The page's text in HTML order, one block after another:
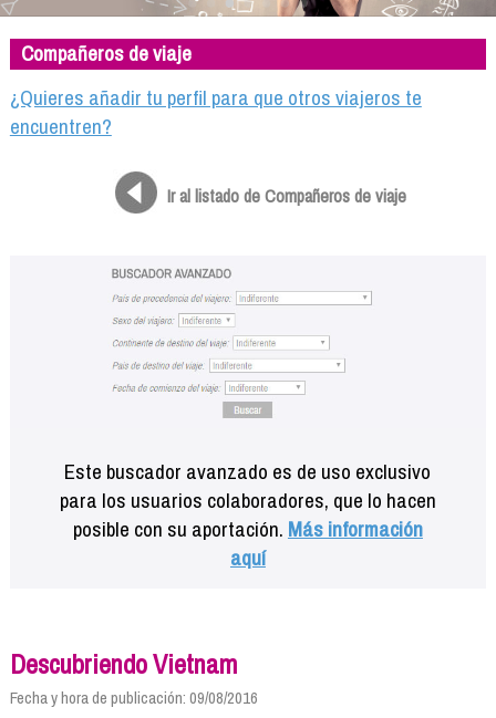
Camino solidario
Libros
Compañeros de viaje
Compañeros de viaje
¿Quieres añadir tu perfil para que otros viajeros te
encuentren?
Ir al listado de Compañeros de viaje
Este buscador avanzado es de uso exclusivo
para los usuarios colaboradores, que lo hacen
posible con su aportación. Más información
aquí
Descubriendo Vietnam
Fecha y hora de publicación: 09/08/2016